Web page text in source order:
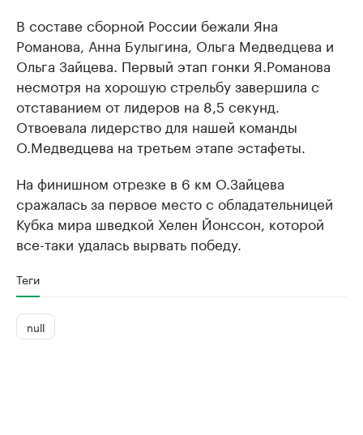
В составе сборной России бежали Яна
Романова, Анна Булыгина, Ольга Медведцева и
Ольга Зайцева. Первый этап гонки Я.Романова
несмотря на хорошую стрельбу завершила с
отставанием от лидеров на 8,5 секунд.
Отвоевала лидерство для нашей команды
О.Медведцева на третьем этапе эстафеты.
На финишном отрезке в 6 км О.Зайцева
сражалась за первое место с обладательницей
Кубка мира шведкой Хелен Йонссон, которой
все-таки удалась вырвать победу.
Теги
null